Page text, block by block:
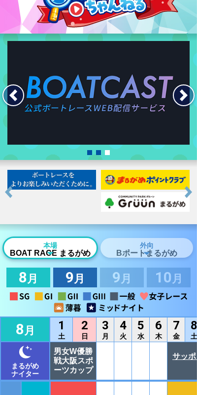
本場
BOAT RACE まるがめ
外向
Bポートまるがめ
8月 9月 9 月 10 月
8 月 1
土
2
日
3
月
4
火
5
水
6
木
7
金
8
土
まるがめ
ナイター
男女W優勝
戦大阪スポ
ーツカップ
サッ